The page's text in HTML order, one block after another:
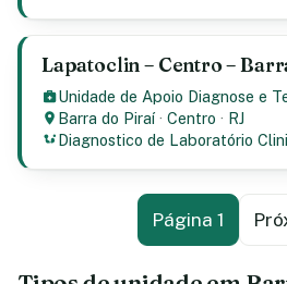
Lapatoclin – Centro –
Unidade de Apoio Diagnose e
Barra do Piraí ·Centro · RJ
Diagnostico de Laboratório
Página 1